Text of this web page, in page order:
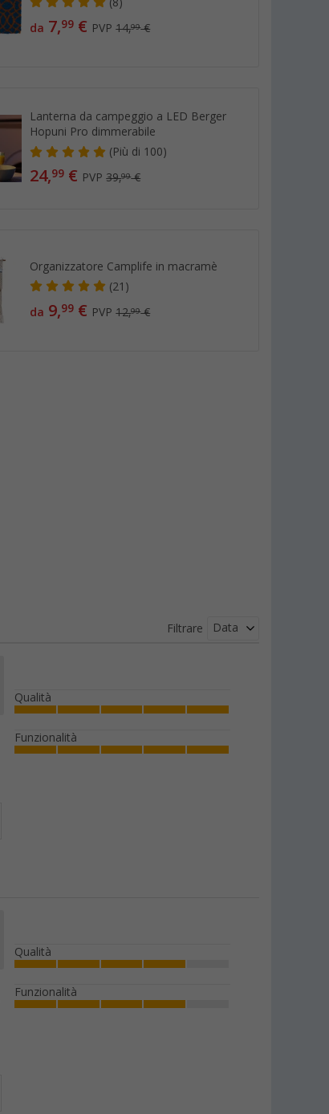
da 7,99 € PVP14,99€
Lanterna da campeggio a LED Berger
Hopuni Pro dimmerabile
(Più di 100)
24,99 € PVP39,99€
Organizzatore Camplife in macramè
(21)
da 9,99 € PVP12,99€
Filtrare Data
Qualità
Funzionalità
Qualità
Funzionalità